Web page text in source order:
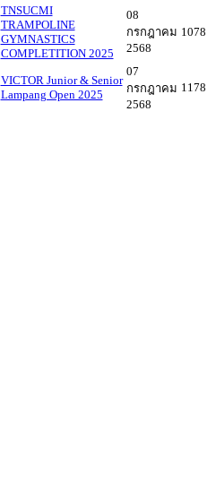
TNSUCMI
TRAMPOLINE
GYMNASTICS
COMPLETITION 2025
08
กรกฎาคม
2568
1078
VICTOR Junior & Senior
Lampang Open 2025
07
กรกฎาคม
2568
1178